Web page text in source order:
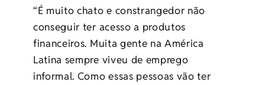
“É muito chato e constrangedor não
conseguir ter acesso a produtos
financeiros. Muita gente na América
Latina sempre viveu de emprego
informal. Como essas pessoas vão ter